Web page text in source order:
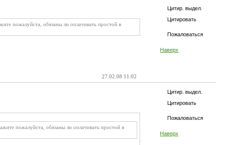
Цитир. выдел.
Цитировать
Пожаловаться
Наверх
пожалуйста, обязаны ли оплачивать простой в
27.02.08 11:02
Цитир. выдел.
Цитировать
Пожаловаться
Наверх
пожалуйста, обязаны ли оплачивать простой в